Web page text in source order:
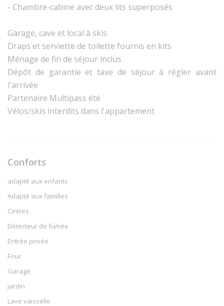
- Chambre-cabine avec deux lits superposés
Garage, cave et local à skis
Draps et serviette de toilette fournis en kits
Ménage de fin de séjour inclus
Dépôt de garantie et taxe de séjour à régler avant
l'arrivée
Partenaire Multipass été
Vélos/skis interdits dans l'appartement
Conforts
adapté aux enfants
Adapté aux familles
Cintres
Détecteur de fumée
Entrée privée
Four
Garage
jardin
Lave vaisselle